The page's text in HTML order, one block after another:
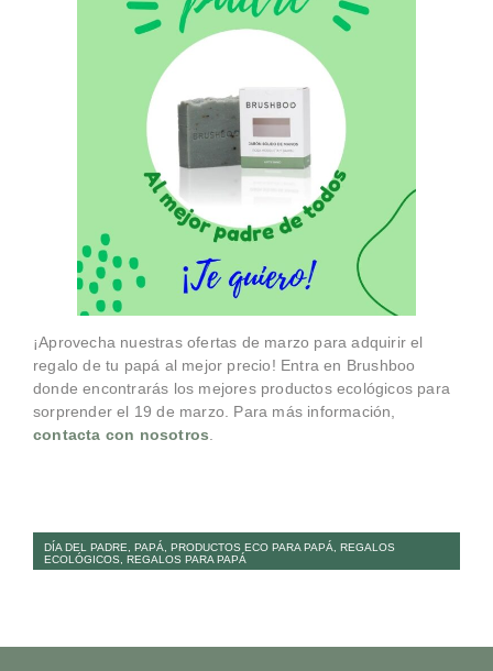
¡Aprovecha nuestras ofertas de marzo para adquirir el
regalo de tu papá al mejor precio! Entra en Brushboo
donde encontrarás los mejores productos ecológicos para
sorprender el 19 de marzo. Para más información,
contacta con nosotros
DÍA DEL PADRE PAPÁ PRODUCTOS ECO PARA PAPÁ
REGALOS
ECOLÓGICOS
REGALOS PARA PAPÁ